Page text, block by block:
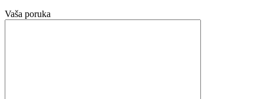
Vaša poruka